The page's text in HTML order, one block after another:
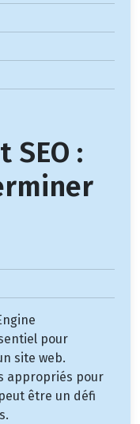
SEO :
pour
site web.
appropriés pour
être un défi